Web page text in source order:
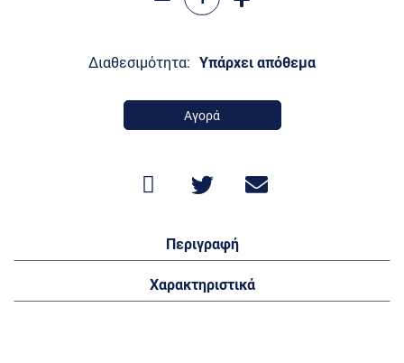
Διαθεσιμότητα: Υπάρχει απόθεμα
Αγορά
Περιγραφή
Χαρακτηριστικά